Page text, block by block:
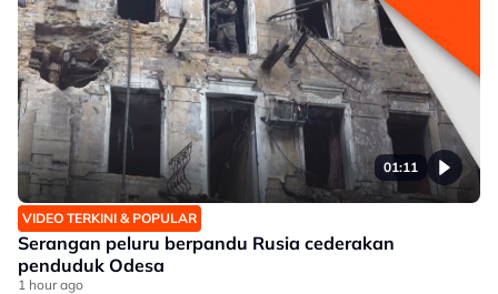
01:11
VIDEO TERKINI & POPULAR
Serangan peluru berpandu Rusia cederakan
penduduk Odesa
1 hour ago